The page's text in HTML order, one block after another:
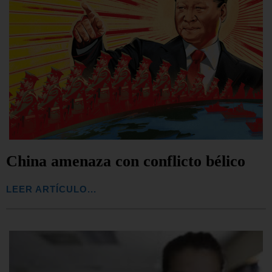
China amenaza con conflicto bélico
LEER ARTÍCULO...